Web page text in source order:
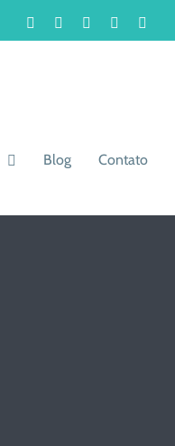
FacebookInstagramLinkedIn
Blog Contato